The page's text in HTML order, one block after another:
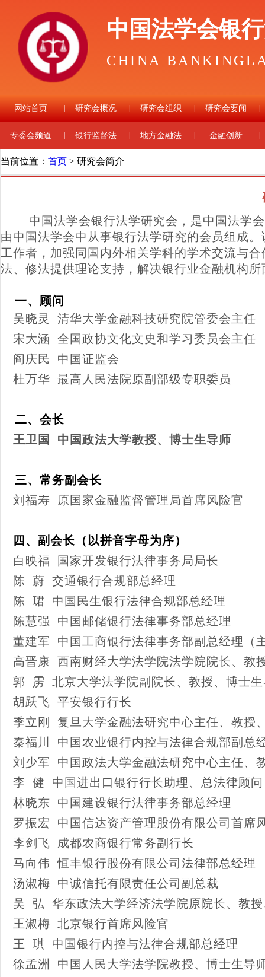
中国法学会银
CHINA
网站首页 研究会概况 研究会组织 研究会要闻
专委会频道 银行监督法 地方金融法 金融创新
当前位置： 首页 > 研究会简介
中国法学会银行法学研究会，是中国法学
由中国法学会中从事银行法学研究的会员组成
工作者，加强同国内外相关学科的学术交流与
法、修法提供理论支持，解决银行业金融机构
一、顾问
吴晓灵 清华大学金融科技研究院管委会主任
宋大涵 全国政协文化文史和学习委员会主任
阎庆民 中国证监会
杜万华 最高人民法院原副部级专职委员
二、会长
王卫国 中国政法大学教授、博士生导师
三、常务副会长
刘福寿 原国家金融监督管理局首席风险官
四、副会长（以拼音字母为序）
白映福 国家开发银行法律事务局局长
陈 蔚 交通银行合规部总经理
陈 珺 中国民生银行法律合规部总经理
陈慧强 中国邮储银行法律事务部总经理
董建军 中国工商银行法律事务部副总经理（
高晋康 西南财经大学法学院法学院院长、教
郭 雳 北京大学法学院副院长、教授、博士
胡跃飞 平安银行行长
季立刚 复旦大学金融法研究中心主任、教授
秦福川 中国农业银行内控与法律合规部副总
刘少军 中国政法大学金融法研究中心主任、
李 健 中国进出口银行行长助理、总法律顾问
林晓东 中国建设银行法律事务部总经理
罗振宏 中国信达资产管理股份有限公司首席
李剑飞 成都农商银行常务副行长
马向伟 恒丰银行股份有限公司法律部总经理
汤淑梅 中诚信托有限责任公司副总裁
吴 弘 华东政法大学经济法学院原院长、教
王淑梅 北京银行首席风险官
王 琪 中国银行内控与法律合规部总经理
徐孟洲 中国人民大学法学院教授、博士生导